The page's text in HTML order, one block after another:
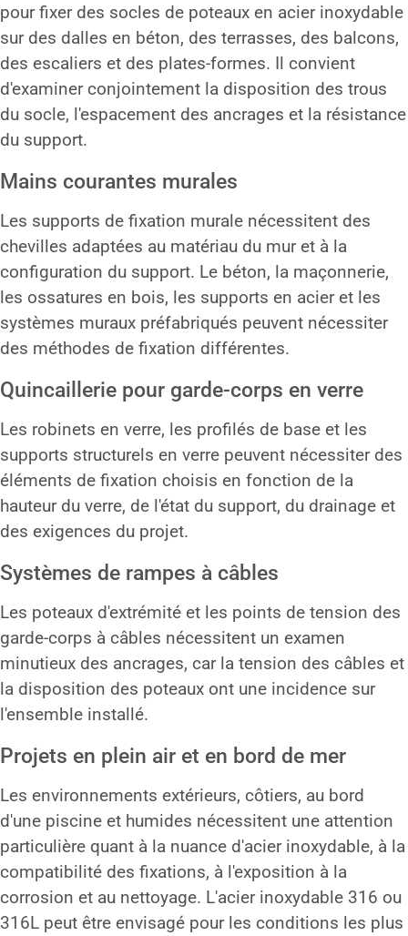
pour fixer des socles de poteaux en acier inoxydable
sur des dalles en béton, des terrasses, des balcons,
des escaliers et des plates-formes. Il convient
d'examiner conjointement la disposition des trous
du socle, l'espacement des ancrages et la résistance
du support.
Mains courantes murales
Les supports de fixation murale nécessitent des
chevilles adaptées au matériau du mur et à la
configuration du support. Le béton, la maçonnerie,
les ossatures en bois, les supports en acier et les
systèmes muraux préfabriqués peuvent nécessiter
des méthodes de fixation différentes.
Quincaillerie pour garde-corps en verre
Les robinets en verre, les profilés de base et les
supports structurels en verre peuvent nécessiter des
éléments de fixation choisis en fonction de la
hauteur du verre, de l'état du support, du drainage et
des exigences du projet.
Systèmes de rampes à câbles
Les poteaux d'extrémité et les points de tension des
garde-corps à câbles nécessitent un examen
minutieux des ancrages, car la tension des câbles et
la disposition des poteaux ont une incidence sur
l'ensemble installé.
Projets en plein air et en bord de mer
Les environnements extérieurs, côtiers, au bord
d'une piscine et humides nécessitent une attention
particulière quant à la nuance d'acier inoxydable, à la
compatibilité des fixations, à l'exposition à la
corrosion et au nettoyage. L'acier inoxydable 316 ou
316L peut être envisagé pour les conditions les plus